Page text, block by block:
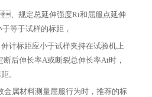
、规定总延伸强度Rt和屈服点延伸
于试样的标距，
伸计标距应小于试样夹持在试验机上
断后伸长率A或断裂总伸长率At时，
。
属材料测量屈服行为时，推荐的标